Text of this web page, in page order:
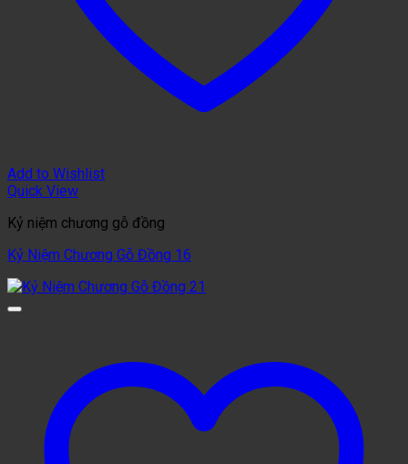
Add to Wishlist
Quick View
Kỷ niệm chương gỗ đồng
Kỷ Niệm Chương Gỗ Đồng 16